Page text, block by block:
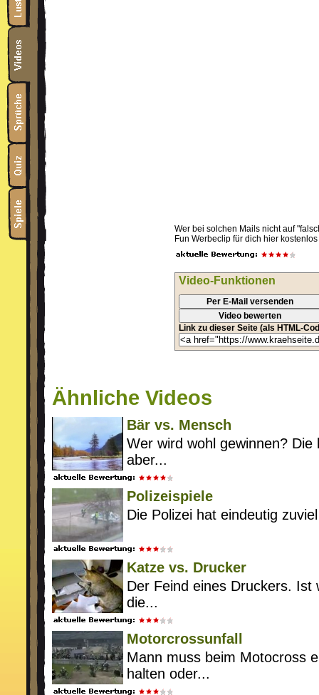
Wer bei solchen Mails nicht auf
Fun Werbeclip für dich hier
Video-Funktionen
Per E-Mail versenden
Video bewerten
Link zu dieser Seite (als HTML-
Ähnliche Videos
Bär vs. Mensch
Wer wird wohl gewinnen? Die
aber...
Polizeispiele
Die Polizei hat eindeutig
Katze vs. Drucker
Der Feind eines Druckers. Ist
die...
Motorcrossunfall
Mann muss beim Motocross
halten oder...